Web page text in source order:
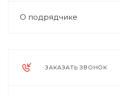
О подрядчике
ЗАКАЗАТЬ ЗВОНОК